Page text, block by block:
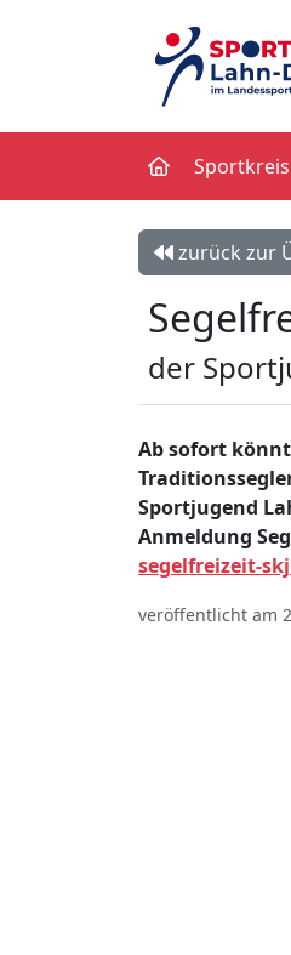
Sportkreis
zurück zur
der
Ab sofort
Sportjugend
Anmeldung
segelfreizeit-
veröffentlicht am